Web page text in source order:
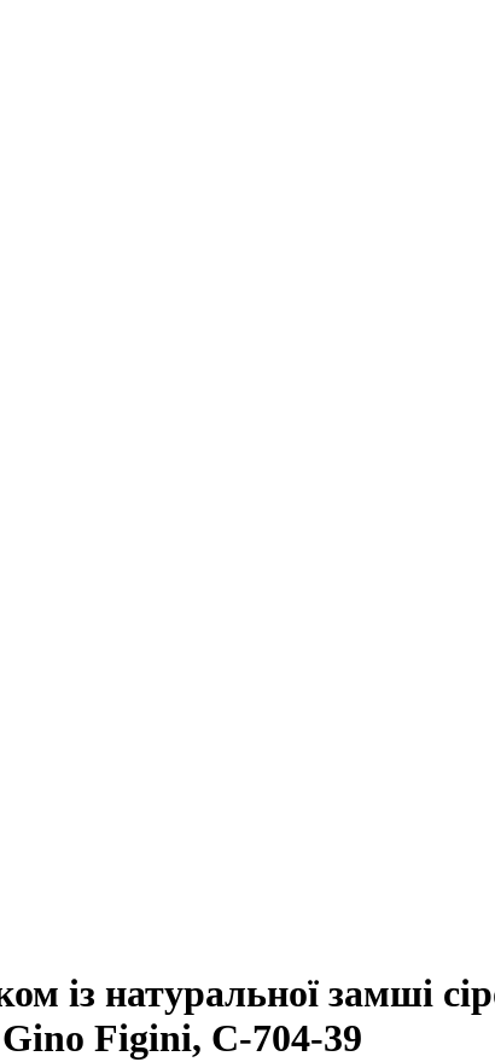
із натуральної замші
Figini, С-704-39